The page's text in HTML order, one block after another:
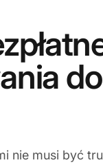
nie musi być